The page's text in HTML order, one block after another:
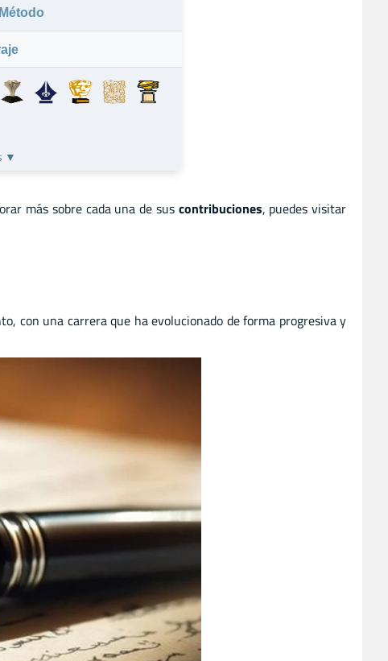
▼
más sobre cada una de sus contribuciones, puedes visitar
con una carrera que ha evolucionado de forma progresiva y